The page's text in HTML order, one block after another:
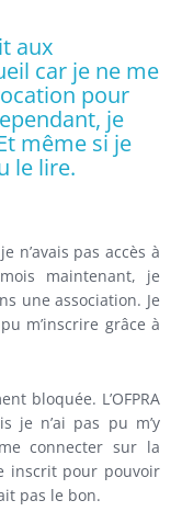
aux
car je ne me
pour
je
même si je
le lire.
n’avais pas accès à
maintenant, je
une association. Je
m’inscrire grâce à
bloquée. L’OFPRA
je n’ai pas pu m’y
connecter sur la
inscrit pour pouvoir
pas le bon.